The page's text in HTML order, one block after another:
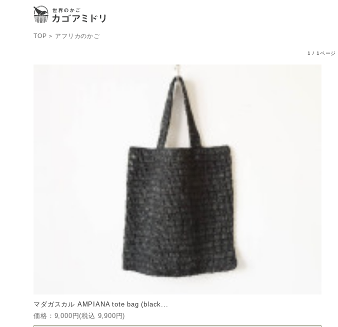
TOP > アフリカのかご
1 / 1ページ
マダガスカル AMPIANA tote bag (black...
価格：9,000円(税込 9,900円)